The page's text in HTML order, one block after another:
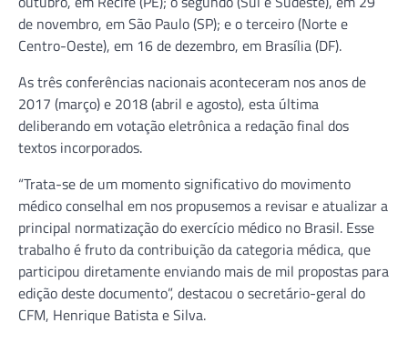
de novembro, em São Paulo (SP); e o terceiro (Norte e
Centro-Oeste), em 16 de dezembro, em Brasília (DF).
As três conferências nacionais aconteceram nos anos de
2017 (março) e 2018 (abril e agosto), esta última
deliberando em votação eletrônica a redação final dos
textos incorporados.
“Trata-se de um momento significativo do movimento
médico conselhal em nos propusemos a revisar e atualizar a
principal normatização do exercício médico no Brasil. Esse
trabalho é fruto da contribuição da categoria médica, que
participou diretamente enviando mais de mil propostas para
edição deste documento”, destacou o secretário-geral do
CFM, Henrique Batista e Silva.